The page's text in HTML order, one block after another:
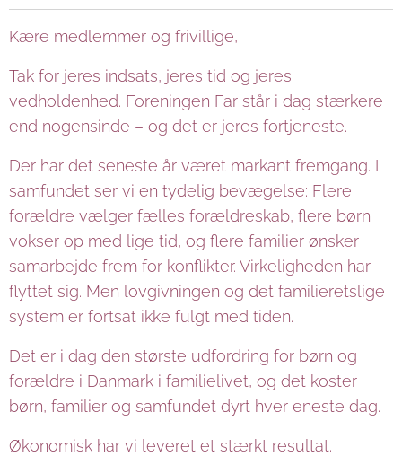
Kære medlemmer og frivillige,
Tak for jeres indsats, jeres tid og jeres
vedholdenhed. Foreningen Far står i dag stærkere
end nogensinde – og det er jeres fortjeneste.
Der har det seneste år været markant fremgang. I
samfundet ser vi en tydelig bevægelse: Flere
forældre vælger fælles forældreskab, flere børn
vokser op med lige tid, og flere familier ønsker
samarbejde frem for konflikter. Virkeligheden har
flyttet sig. Men lovgivningen og det familieretslige
system er fortsat ikke fulgt med tiden.
Det er i dag den største udfordring for børn og
forældre i Danmark i familielivet, og det koster
børn, familier og samfundet dyrt hver eneste dag.
Økonomisk har vi leveret et stærkt resultat.